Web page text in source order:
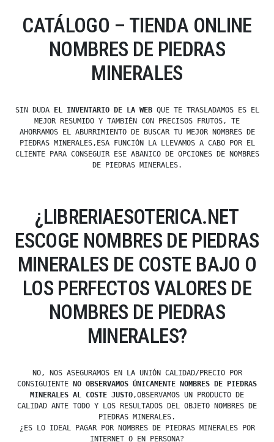
CATÁLOGO – TIENDA ONLINE
NOMBRES DE PIEDRAS
MINERALES
SIN DUDA EL INVENTARIO DE LA WEBQUE TE TRASLADAMOS ES EL
MEJOR RESUMIDO Y TAMBIÉN CON PRECISOS FRUTOS, TE
AHORRAMOS EL ABURRIMIENTO DE BUSCAR TU MEJOR NOMBRES DE
PIEDRAS MINERALES,ESA FUNCIÓN LA LLEVAMOS A CABO POR EL
CLIENTE PARA CONSEGUIR ESE ABANICO DE OPCIONES DE NOMBRES
DE PIEDRAS MINERALES.
¿LIBRERIAESOTERICA.NET
ESCOGE NOMBRES DE PIEDRAS
MINERALES DE COSTE BAJO O
LOS PERFECTOS VALORES DE
NOMBRES DE PIEDRAS
MINERALES?
NO, NOS ASEGURAMOS EN LA UNIÓN CALIDAD/PRECIO POR
CONSIGUIENTE
NO OBSERVAMOS ÚNICAMENTE NOMBRES DE PIEDRAS
MINERALES AL COSTE JUSTO,OBSERVAMOS UN PRODUCTO DE
CALIDAD ANTE TODO Y LOS RESULTADOS DEL OBJETO NOMBRES DE
PIEDRAS MINERALES.
¿ES LO IDEAL PAGAR POR NOMBRES DE PIEDRAS MINERALES POR
INTERNET O EN PERSONA?